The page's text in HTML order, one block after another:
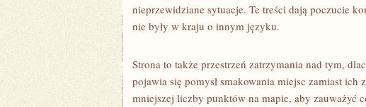
nieprzewidziane sytuacje. Te treści dają poczucie
nie były w kraju o innym języku.
Strona to także przestrzeń zatrzymania nad tym,
pojawia się pomysł smakowania miejsc zamiast
mniejszej liczby punktów na mapie, aby zauważyć